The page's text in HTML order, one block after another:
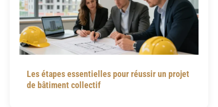
Les étapes essentielles pour réussir un projet
de bâtiment collectif